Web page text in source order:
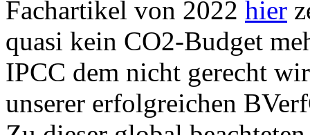
Fachartikel von 2022 hier
quasi kein CO2-Budget
IPCC dem nicht gerecht
unserer erfolgreichen